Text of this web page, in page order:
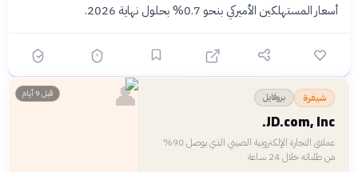
أسعار المستهلكين الأميركي بنحو 0.7% بحلول نهاية 2026.
شيفرة بروفايل
JD.com, Inc.
عملاق التجارة الإلكترونية الصيني الذي يوصل 90%
من طلباته خلال 24 ساعة
قبل 9 أيام 👤